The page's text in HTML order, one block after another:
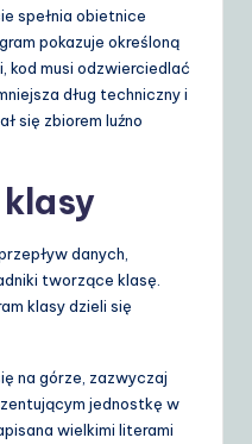
spełnia obietnice
pokazuje określoną
kod musi odzwierciedlać
dług techniczny i
się zbiorem luźno
danych,
tworzące klasę.
klasy dzieli się
na górze, zazwyczaj
jednostkę w
wielkimi literami